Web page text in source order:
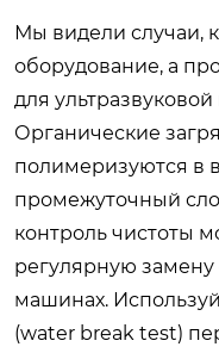
Мы видели случаи,
оборудование, а
для
Органические
полимеризуются в
промежуточный
контроль чистоты
регулярную
машинах.
(water break test)